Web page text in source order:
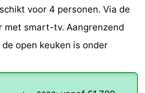
voor 4 personen. Via de
met smart-tv. Aangrenzend
open keuken is onder